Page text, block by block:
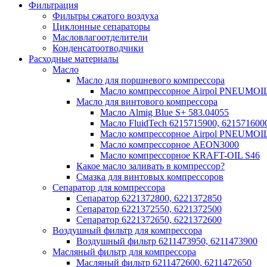
Фильтрация
Фильтры сжатого воздуха
Циклонные сепараторы
Масловлагоотделители
Конденсатоотводчики
Расходные материалы
Масло
Масло для поршневого компрессора
Масло компрессорное Airpol
Масло для винтового компрессора
Масло Almig Blue S+ 583.04055
Масло FluidTech 6215715900,
Масло компрессорное Airpol
Масло компрессорное AEON3000
Масло компрессорное KRAFT-OIL S46
Какое масло заливать в компрессор?
Смазка для винтовых компрессоров
Сепаратор для компрессора
Сепаратор 6221372800, 6221372850
Сепаратор 6221372550, 6221372500
Сепаратор 6221372650, 6221372600
Воздушный фильтр для компрессора
Воздушный фильтр 6211473950, 6211473900
Масляный фильтр для компрессора
Масляный фильтр 6211472600, 6211472650